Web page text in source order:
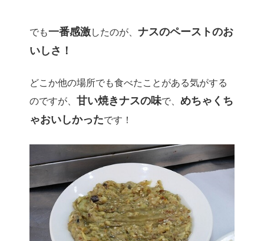
でも一番感激したのが、 ナスのペーストのお
いしさ！
どこか他の場所でも食べたことがある気がする
のですが、 甘い焼きナスの味で、 めちゃくち
ゃおいしかったです！